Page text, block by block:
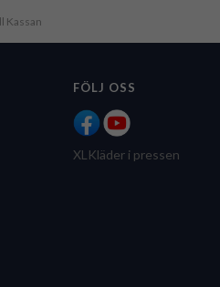
Kassan
FÖLJ OSS
XLKläder i pressen